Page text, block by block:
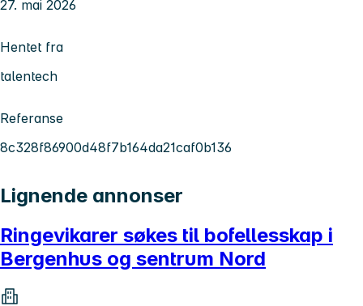
27. mai 2026
Hentet fra
talentech
Referanse
8c328f86900d48f7b164da21caf0b136
Lignende annonser
Ringevikarer søkes til bofellesskap i
Bergenhus og sentrum Nord